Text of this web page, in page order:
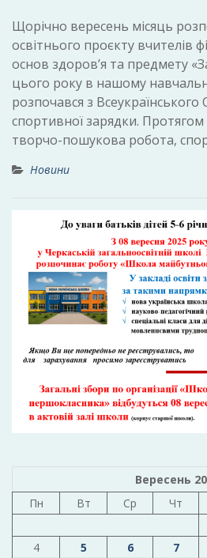
Щорічно вересень місяць
освітнього проєкту вчителів
основ здоров’я та предмету
цього року в нашому
розпочався з Всеукраїнського
спортивної зарядки. Протягом
творчо-пошукова робота,
Новини
Вересень
Пн
Вт Ср Чт
4
5 6 7